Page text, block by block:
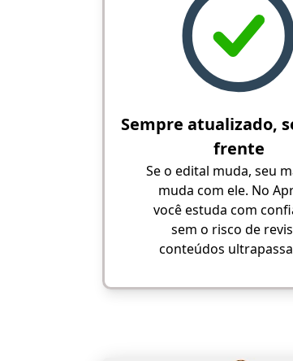
Sempre atualizado,
frente
Se o edital muda, seu
muda com ele. No
você estuda com
sem o risco de
conteúdos